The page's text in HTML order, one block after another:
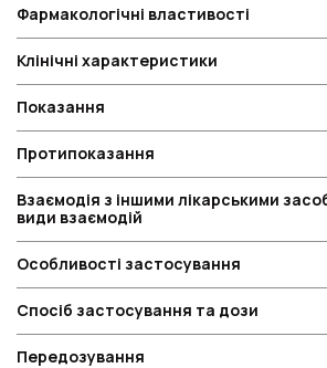
Фармакологічні властивості
Клінічні характеристики
Показання
Протипоказання
Взаємодія з іншими лікарськими
види взаємодій
Особливості застосування
Спосіб застосування та дози
Передозування